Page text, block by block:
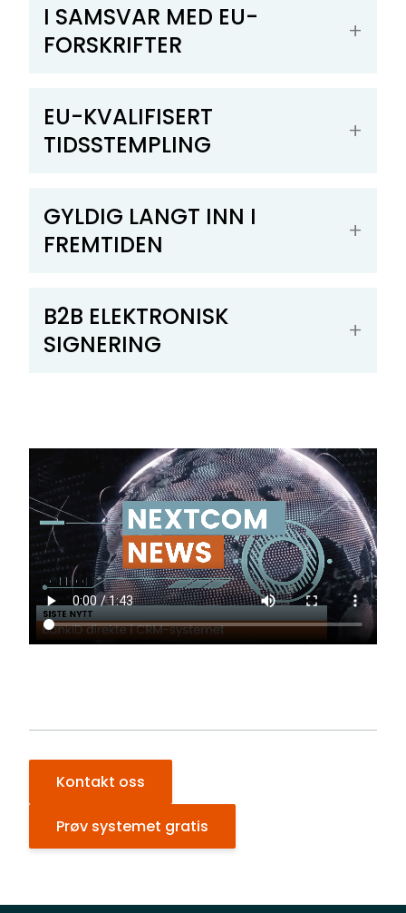
I SAMSVAR MED EU-
FORSKRIFTER
EU-KVALIFISERT
TIDSSTEMPLING
GYLDIG LANGT INN I
FREMTIDEN
B2B ELEKTRONISK
SIGNERING
Kontakt oss
Prøv systemet gratis